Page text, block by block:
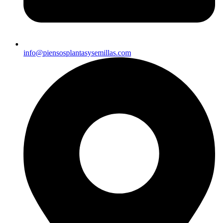
info@piensosplantasysemillas.com